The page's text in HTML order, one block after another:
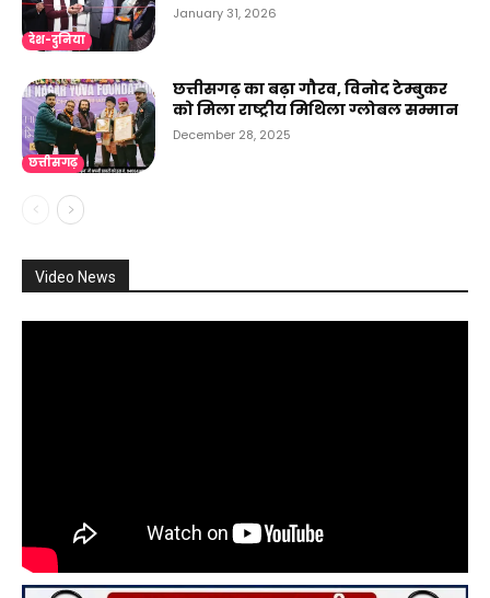
देश-दुनिया
January 31, 2026
छत्तीसगढ़
छत्तीसगढ़ का बढ़ा गौरव, विनोद टेम्बुकर
को मिला राष्ट्रीय मिथिला ग्लोबल सम्मान
December 28, 2025
Video News